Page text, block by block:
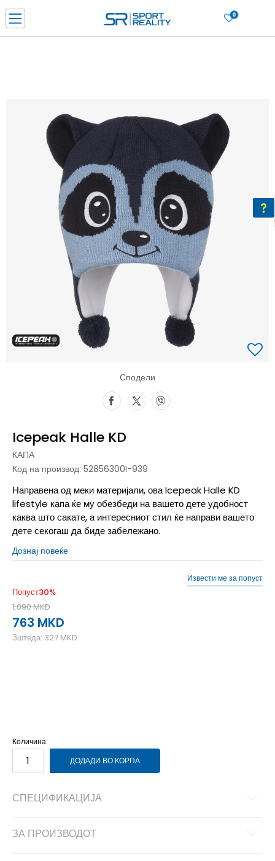
0
ДОЗНАЈ ПОВЕЌЕ
Ценовник
ДОЗНАЈ ПОВЕЌЕ
Сподели
Icepeak Halle KD
КАПА
Код на производ: 52856300I-939
Направена од меки материјали, ова Icepeak Halle KD
lifestyle капа ќе му обезбеди на вашето дете удобност
каква што сакате, а интересниот стил ќе направи вашето
дете секогаш да биде забележано.
Дознај повеќе
Попуст30%
1.090MKD
763 MKD
Зштеда: 327 MKD
Извести ме за попуст
Количина:
ДОДАДИ ВО КОРПА
СПЕЦИФИКАЦИЈА
ЗА ПРОИЗВОДОТ